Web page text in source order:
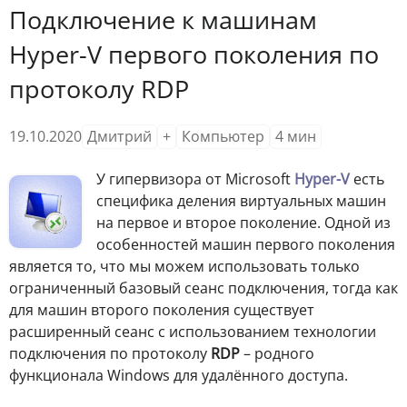
Подключение к машинам
Hyper-V первого поколения по
протоколу RDP
19.10.2020 Дмитрий + Компьютер 4 мин
У гипервизора от Microsoft Hyper-V есть
специфика деления виртуальных машин
на первое и второе поколение. Одной из
особенностей машин первого поколения
является то, что мы можем использовать только
ограниченный базовый сеанс подключения, тогда как
для машин второго поколения существует
расширенный сеанс с использованием технологии
подключения по протоколу RDP– родного
функционала Windows для удалённого доступа.